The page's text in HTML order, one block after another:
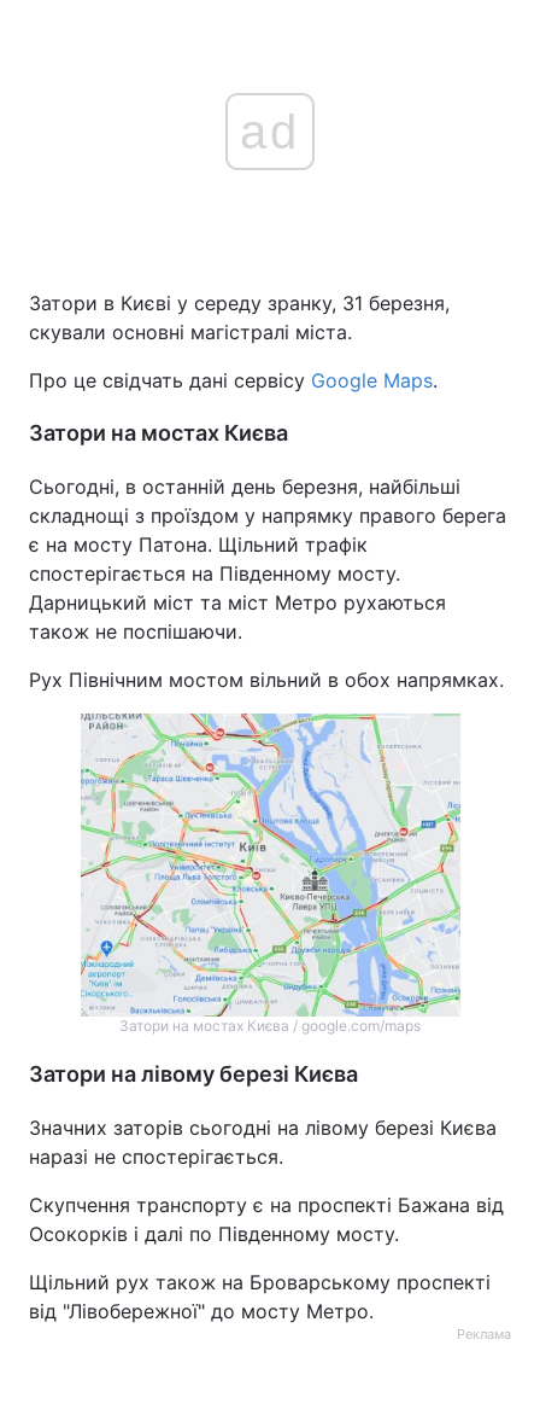
ad
Затори в Києві у середу зранку, 31 березня,
скували основні магістралі міста.
Про це свідчать дані сервісу Google Maps.
Затори на мостах Києва
Сьогодні, в останній день березня, найбільші
складнощі з проїздом у напрямку правого берега
є на мосту Патона. Щільний трафік
спостерігається на Південному мосту.
Дарницький міст та міст Метро рухаються
також не поспішаючи.
Рух Північним мостом вільний в обох напрямках.
Затори на мостах Києва / google.com/maps
Затори на лівому березі Києва
Значних заторів сьогодні на лівому березі Києва
наразі не спостерігається.
Скупчення транспорту є на проспекті Бажана від
Осокорків і далі по Південному мосту.
Щільний рух також на Броварському проспекті
від "Лівобережної" до мосту Метро.
Реклама